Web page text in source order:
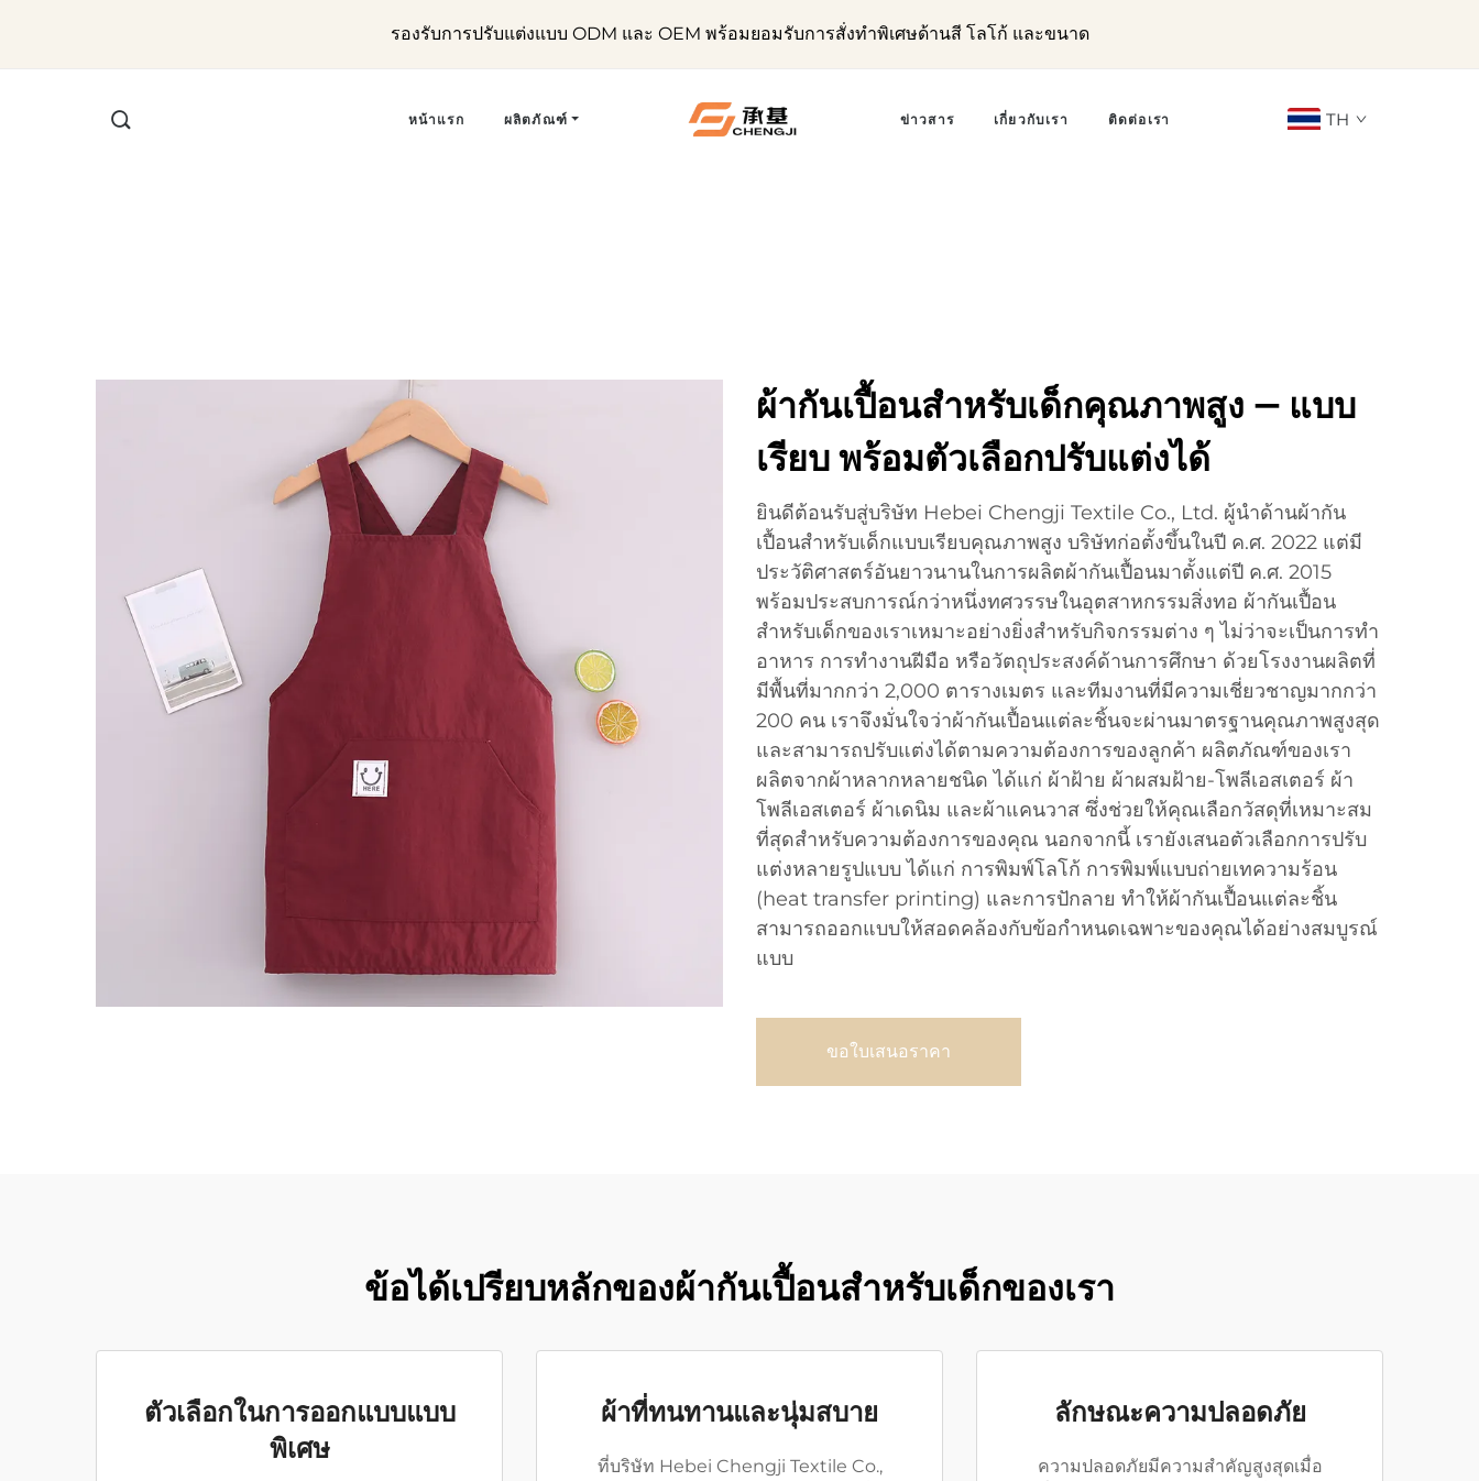
รองรับการปรับแต่งแบบ ODM และ OEM พร้อมยอมรับการสั่งทำพิเศษด้านสี โลโก้ และขนาด
หน้าแรก ผลิตภัณฑ์ ข่าวสาร เกี่ยวกับเรา ติดต่อเรา TH
ผ้ากันเปื้อนสำหรับเด็กคุณภาพสูง — แบบ
เรียบ พร้อมตัวเลือกปรับแต่งได้
ยินดีต้อนรับสู่บริษัท Hebei Chengji Textile Co., Ltd. ผู้นำด้านผ้ากัน
เปื้อนสำหรับเด็กแบบเรียบคุณภาพสูง บริษัทก่อตั้งขึ้นในปี ค.ศ. 2022 แต่มี
ประวัติศาสตร์อันยาวนานในการผลิตผ้ากันเปื้อนมาตั้งแต่ปี ค.ศ. 2015
พร้อมประสบการณ์กว่าหนึ่งทศวรรษในอุตสาหกรรมสิ่งทอ ผ้ากันเปื้อน
สำหรับเด็กของเราเหมาะอย่างยิ่งสำหรับกิจกรรมต่าง ๆ ไม่ว่าจะเป็นการทำ
อาหาร การทำงานฝีมือ หรือวัตถุประสงค์ด้านการศึกษา ด้วยโรงงานผลิตที่
มีพื้นที่มากกว่า 2,000 ตารางเมตร และทีมงานที่มีความเชี่ยวชาญมากกว่า
200 คน เราจึงมั่นใจว่าผ้ากันเปื้อนแต่ละชิ้นจะผ่านมาตรฐานคุณภาพสูงสุด
และสามารถปรับแต่งได้ตามความต้องการของลูกค้า ผลิตภัณฑ์ของเรา
ผลิตจากผ้าหลากหลายชนิด ได้แก่ ผ้าฝ้าย ผ้าผสมฝ้าย-โพลีเอสเตอร์ ผ้า
โพลีเอสเตอร์ ผ้าเดนิม และผ้าแคนวาส ซึ่งช่วยให้คุณเลือกวัสดุที่เหมาะสม
ที่สุดสำหรับความต้องการของคุณ นอกจากนี้ เรายังเสนอตัวเลือกการปรับ
แต่งหลายรูปแบบ ได้แก่ การพิมพ์โลโก้ การพิมพ์แบบถ่ายเทความร้อน
(heat transfer printing) และการปักลาย ทำให้ผ้ากันเปื้อนแต่ละชิ้น
สามารถออกแบบให้สอดคล้องกับข้อกำหนดเฉพาะของคุณได้อย่างสมบูรณ์
แบบ
ขอใบเสนอราคา
ข้อได้เปรียบหลักของผ้ากันเปื้อนสำหรับเด็กของเรา
ตัวเลือกในการออกแบบแบบ
พิเศษ
ผ้าที่ทนทานและนุ่มสบาย
ที่บริษัท Hebei Chengji Textile Co.,
ลักษณะความปลอดภัย
ความปลอดภัยมีความสำคัญสูงสุดเมื่อ